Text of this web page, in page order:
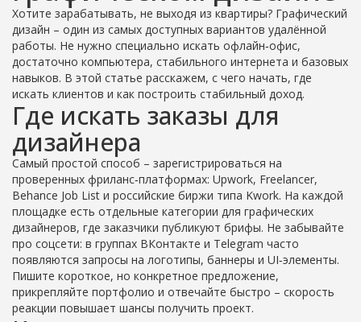
Хотите зарабатывать, не выходя из квартиры? Графический
дизайн – один из самых доступных вариантов удалённой
работы. Не нужно специально искать офлайн‑офис,
достаточно компьютера, стабильного интернета и базовых
навыков. В этой статье расскажем, с чего начать, где
искать клиентов и как построить стабильный доход.
Где искать заказы для
дизайнера
Самый простой способ – зарегистрироваться на
проверенных фриланс‑платформах: Upwork, Freelancer,
Behance Job List и российские биржи типа Kwork. На каждой
площадке есть отдельные категории для графических
дизайнеров, где заказчики публикуют брифы. Не забывайте
про соцсети: в группах ВКонтакте и Telegram часто
появляются запросы на логотипы, баннеры и UI‑элементы.
Пишите короткое, но конкретное предложение,
прикрепляйте портфолио и отвечайте быстро – скорость
реакции повышает шансы получить проект.